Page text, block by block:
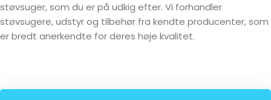
støvsuger, som du er på udkig efter. Vi forhandler
støvsugere, udstyr og tilbehør fra kendte producenter, som
er bredt anerkendte for deres høje kvalitet.